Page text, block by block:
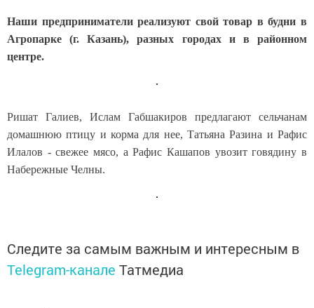
Наши предприниматели реализуют свой товар в будни в
Агропарке (г. Казань), разных городах и в районном
центре.
Ришат Галиев, Ислам Габшакиров предлагают сельчанам
домашнюю птицу и корма для нее, Татьяна Разина и Рафис
Илалов - свежее мясо, а Рафис Кашапов увозит говядину в
Набережные Челны.
Следите за самым важным и интересным в
Telegram-канале Татмедиа